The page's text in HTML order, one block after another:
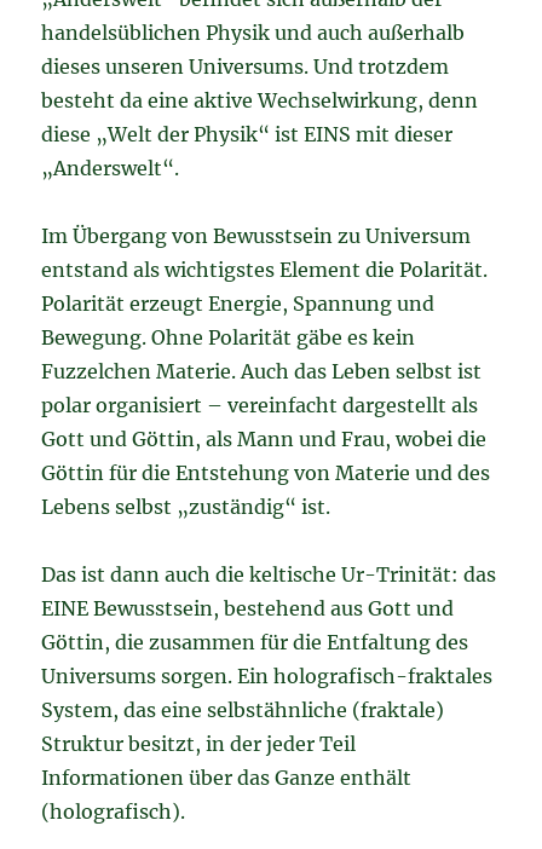
handelsüblichen Physik und auch außerhalb
dieses unseren Universums. Und trotzdem
besteht da eine aktive Wechselwirkung, denn
diese „Welt der Physik“ ist EINS mit dieser
„Anderswelt“.
Im Übergang von Bewusstsein zu Universum
entstand als wichtigstes Element die Polarität.
Polarität erzeugt Energie, Spannung und
Bewegung. Ohne Polarität gäbe es kein
Fuzzelchen Materie. Auch das Leben selbst ist
polar organisiert – vereinfacht dargestellt als
Gott und Göttin, als Mann und Frau, wobei die
Göttin für die Entstehung von Materie und des
Lebens selbst „zuständig“ ist.
Das ist dann auch die keltische Ur-Trinität: das
EINE Bewusstsein, bestehend aus Gott und
Göttin, die zusammen für die Entfaltung des
Universums sorgen. Ein holografisch-fraktales
System, das eine selbstähnliche (fraktale)
Struktur besitzt, in der jeder Teil
Informationen über das Ganze enthält
(holografisch).